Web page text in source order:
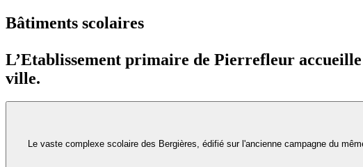
Bâtiments scolaires
L’Etablissement primaire de Pierrefleur accueille
ville.
Le vaste complexe scolaire des Bergières, édifié sur l'ancienne campagne du